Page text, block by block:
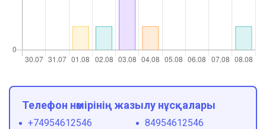
Телефон нөмірінің жазылу нұсқалары
+74954612546
84954612546